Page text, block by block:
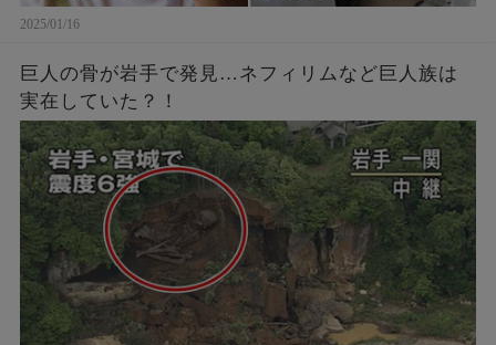
2025/01/16
巨人の骨が岩手で発見…ネフィリムなど巨人族は
実在していた？！